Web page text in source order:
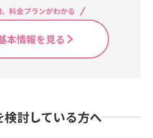
料金プランがわかる
本情報を見る
討している方へ